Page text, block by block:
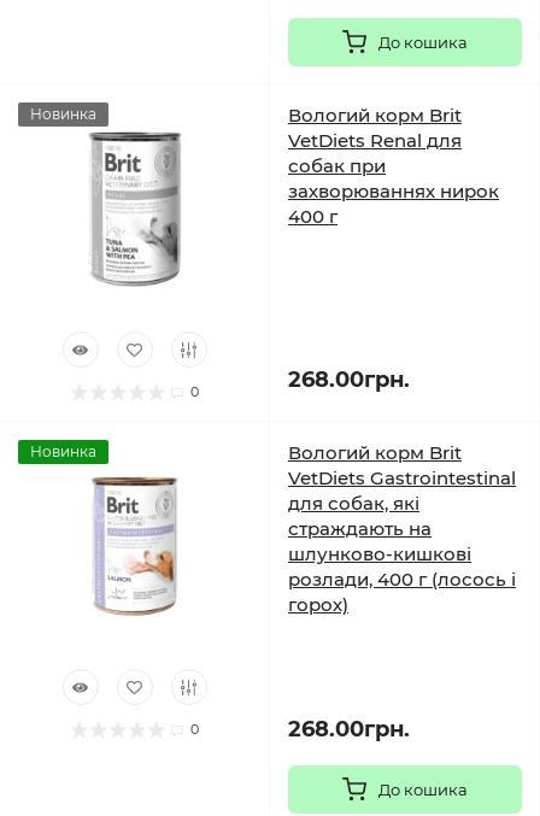
До кошика
Новинка
0
Вологий корм Brit
VetDiets Renal для
собак при
захворюваннях нирок
400 г
268.00грн.
Новинка
0
Вологий корм Brit
VetDiets Gastrointestinal
для собак, які
страждають на
шлунково-кишкові
розлади, 400 г (лосось і
горох)
268.00грн.
До кошика